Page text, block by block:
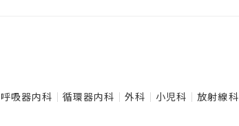
呼吸器内科 循環器内科 外科 小児科 放射線科